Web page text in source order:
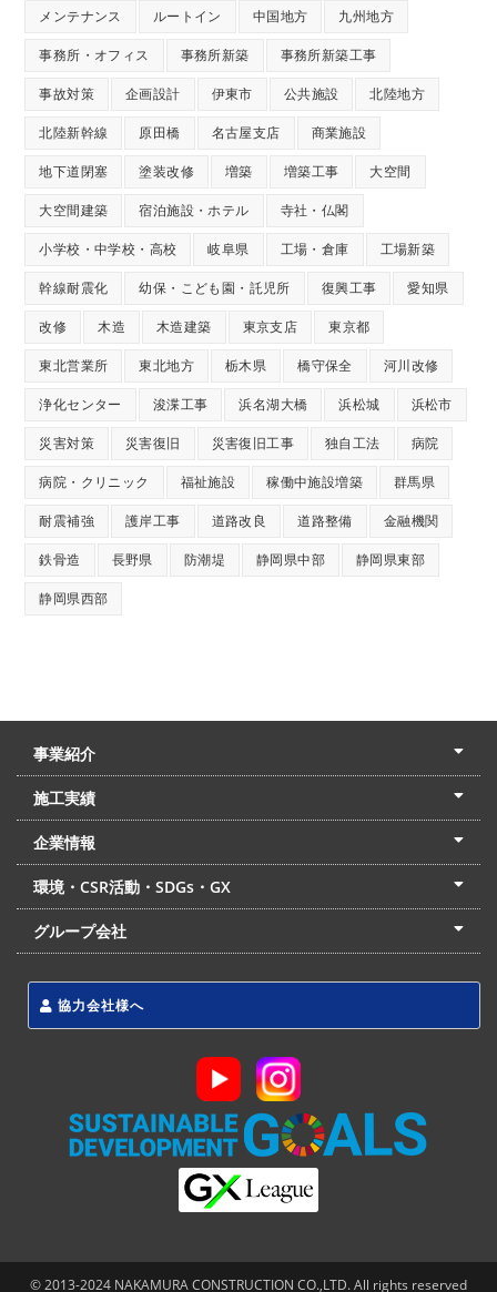
メンテナンス ルートイン 中国地方 九州地方
事務所・オフィス 事務所新築 事務所新築工事
事故対策 企画設計 伊東市 公共施設 北陸地方
北陸新幹線 原田橋 名古屋支店 商業施設
地下道閉塞 塗装改修 増築 増築工事 大空間
大空間建築 宿泊施設・ホテル 寺社・仏閣
小学校・中学校・高校 岐阜県 工場・倉庫 工場新築
幹線耐震化 幼保・こども園・託児所 復興工事 愛知県
改修 木造 木造建築 東京支店 東京都
東北営業所 東北地方 栃木県 橋守保全 河川改修
浄化センター 浚渫工事 浜名湖大橋 浜松城 浜松市
災害対策 災害復旧 災害復旧工事 独自工法 病院
病院・クリニック 福祉施設 稼働中施設増築 群馬県
耐震補強 護岸工事 道路改良 道路整備 金融機関
鉄骨造 長野県 防潮堤 静岡県中部 静岡県東部
静岡県西部
事業紹介
土木本部
建築本部
PPP・PFI
リフォーム・リノベーション
中村建設の家
施工実績
土木部門
建築部門
リフォーム部門
住宅部門
名古屋支店
東京支店
企業情報
会社概要
経営理念
沿革
リクルート
最新情報
お問合せ
環境・CSR活動・SDGs・GX
LSS流動化処理工法
CSR・SDGs・GX
発電事業
次世代ZEBオフィス
グループ会社
協力会社様へ
© 2013-2024 NAKAMURA CONSTRUCTION CO.,LTD. All rights reserved